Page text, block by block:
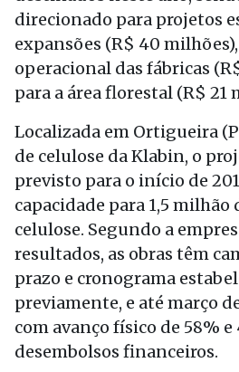
direcionado para projetos
expansões (R$ 40
operacional das fábricas
para a área florestal (R$ 21
Localizada em Ortigueira
de celulose da Klabin, o
previsto para o início de
capacidade para 1,5 milhão
celulose. Segundo a
resultados, as obras têm
prazo e cronograma
previamente, e até março
com avanço físico de 58% e
desembolsos financeiros.